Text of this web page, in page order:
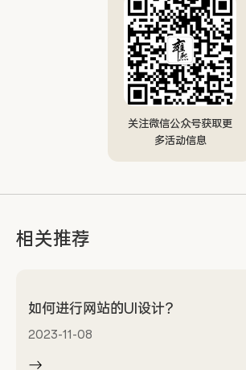
关注微信公众号获取更
多活动信息
相关推荐
如何进行网站的UI设计？
2023-11-08